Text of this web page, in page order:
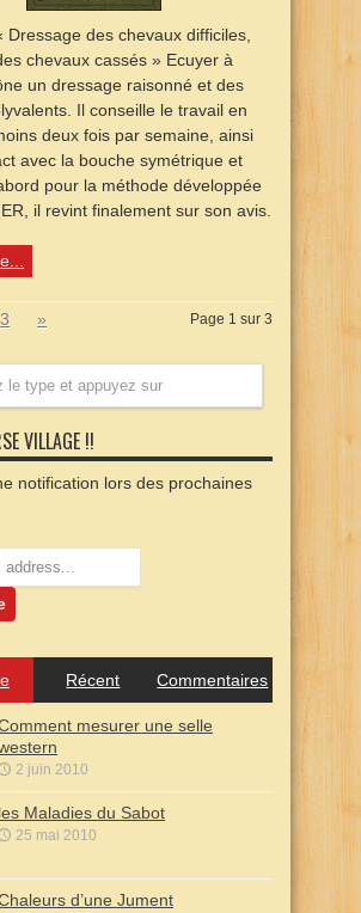
Dressage des chevaux difficiles,
chevaux cassés » Ecuyer à
un dressage raisonné et des
Il conseille le travail en
deux fois par semaine, ainsi
avec la bouche symétrique et
pour la méthode développée
il revint finalement sur son avis.
Page 1 sur 3
3 »
VILLAGE !!
notification lors des prochaines
Récent Commentaires
mesurer une selle
2 juin 2010
les Maladies du Sabot
25 mai 2010
d’une Jument